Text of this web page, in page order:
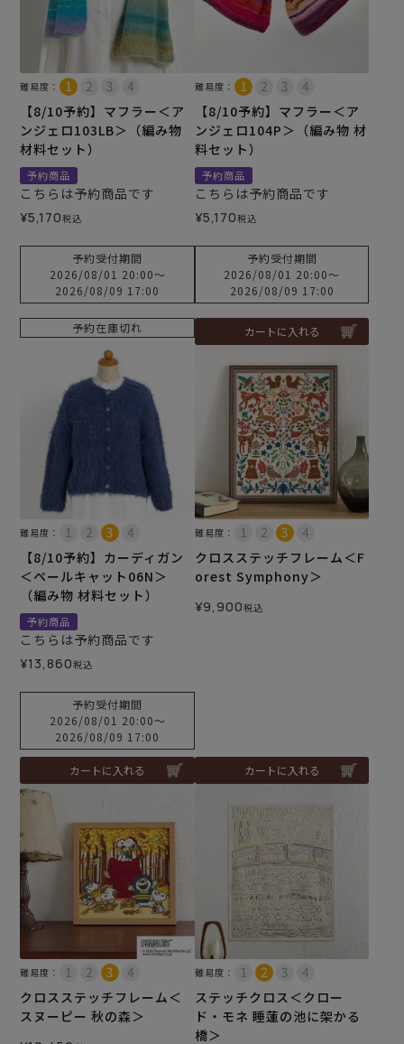
難易度：
【8/10予約】マフラー＜ア
ンジェロ103LB＞（編み物
材料セット）
予約商品
こちらは予約商品です
¥5,170税込
予約受付期間
2026/08/01 20:00〜
2026/08/09 17:00
予約在庫切れ
難易度：
【8/10予約】マフラー＜ア
ンジェロ104P＞（編み物 材
料セット）
予約商品
こちらは予約商品です
¥5,170税込
予約受付期間
2026/08/01 20:00〜
2026/08/09 17:00
カートに入れる
難易度：
【8/10予約】カーディガン
＜ペールキャット06N＞
（編み物 材料セット）
予約商品
こちらは予約商品です
¥13,860税込
予約受付期間
2026/08/01 20:00〜
2026/08/09 17:00
カートに入れる
難易度：
クロスステッチフレーム＜F
orest Symphony＞
¥9,900税込
カートに入れる
難易度：
クロスステッチフレーム＜
スヌーピー 秋の森＞
難易度：
ステッチクロス＜クロー
ド・モネ 睡蓮の池に架かる
橋＞